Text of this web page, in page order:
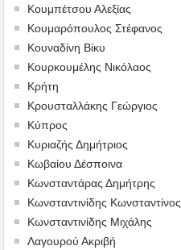
Κουμπέτσου Αλεξίας
Κουμαρόπουλος Στέφανος
Κουναδίνη Βίκυ
Κουρκουμέλης Νικόλαος
Κρήτη
Κρουσταλλάκης Γεώργιος
Κύπρος
Κυριαζής Δημήτριος
Κωβαίου Δέσποινα
Κωνσταντάρας Δημήτρης
Κωνσταντινίδης Κωνσταντίνος
Κωνσταντινίδης Μιχάλης
Λαγουρού Ακριβή